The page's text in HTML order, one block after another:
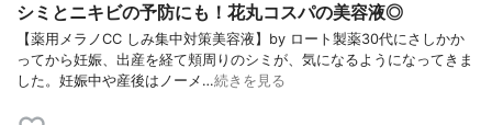
シミとニキビの予防にも！花丸コスパの美容液◎
【薬用メラノCC しみ集中対策美容液】by ロート製薬30代にさしかか
ってから妊娠、出産を経て頬周りのシミが、気になるようになってきま
した。妊娠中や産後はノーメ…続きを見る